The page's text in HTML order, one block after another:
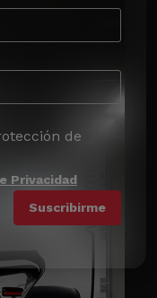
de
Privacidad